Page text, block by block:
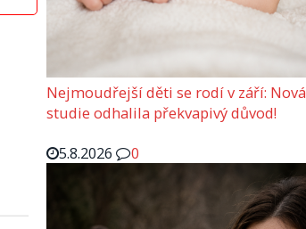
Nejmoudřejší děti se rodí v září: Nová
studie odhalila překvapivý důvod!
5.8.2026
0